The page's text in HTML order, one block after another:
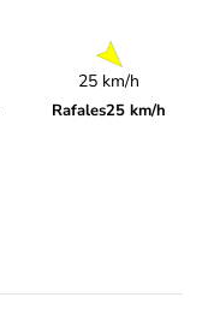
25 km/h
Rafales25 km/h